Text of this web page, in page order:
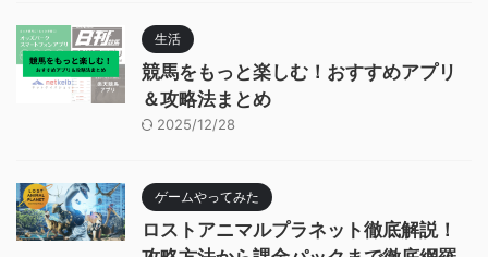
生活
競馬をもっと楽しむ！おすすめアプリ
＆攻略法まとめ
2025/12/28
ゲームやってみた
ロストアニマルプラネット徹底解説！